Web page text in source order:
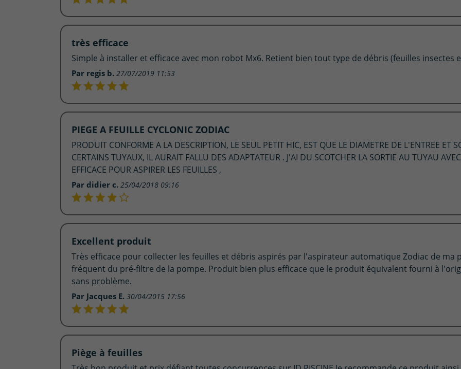
très efficace
Simple à installer et efficace avec mon robot Mx6. Retient bien tout type de débris (feuilles insectes
Par regis b. 27/07/2019 11:53
PIEGE A FEUILLE CYCLONIC ZODIAC
PRODUIT CONFORME A LA DESCRIPTION, LE SEUL PETIT HIC, EST QUE LE DIAMETRE DE L'ENTREE ET
CERTAINS TUYAUX, IL AURAIT FALLU DES ADAPTATEUR . J'AI DU SCOTCHER LA SORTIE AU TUYAU
EFFICACE POUR ASPIRER LES FEUILLES ,
Par didier c. 25/04/2018 09:16
Excellent produit
Très efficace pour collecter les feuilles et débris aspirés par l'aspirateur automatique Zodiac de ma
fréquent du pré-filtre de la pompe. Produit bien plus efficace que le produit équivalent fourni à
sans problème.
Par Jacques E. 30/04/2015 17:56
Piège à feuilles